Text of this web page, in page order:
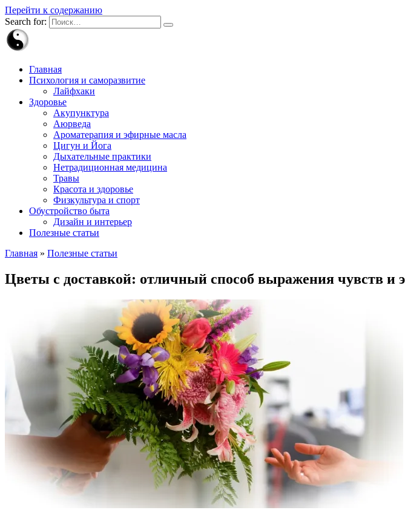
Перейти к содержанию
Search for:
Главная
Психология и саморазвитие
Лайфхаки
Здоровье
Акупунктура
Аюрведа
Ароматерапия и эфирные масла
Цигун и Йога
Дыхательные практики
Нетрадиционная медицина
Травы
Красота и здоровье
Физкультура и спорт
Обустройство быта
Дизайн и интерьер
Полезные статьи
Главная » Полезные статьи
Цветы с доставкой: отличный способ выражения чувств и